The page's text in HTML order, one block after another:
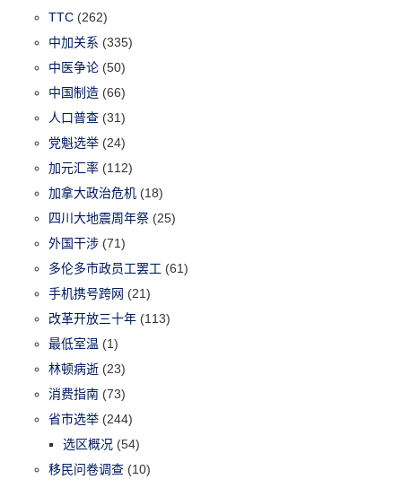
TTC (262)
中加关系 (335)
中医争论 (50)
中国制造 (66)
人口普查 (31)
党魁选举 (24)
加元汇率 (112)
加拿大政治危机 (18)
四川大地震周年祭 (25)
外国干涉 (71)
多伦多市政员工罢工 (61)
手机携号跨网 (21)
改革开放三十年 (113)
最低室温 (1)
林顿病逝 (23)
消费指南 (73)
省市选举 (244)
选区概况 (54)
移民问卷调查 (10)